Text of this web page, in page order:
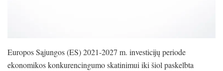
Europos Sąjungos (ES) 2021-2027 m. investicijų periode
ekonomikos konkurencingumo skatinimui iki šiol paskelbta